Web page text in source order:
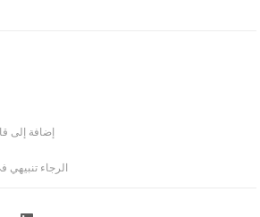
إضافة إلى
الرجاء تنبيهي